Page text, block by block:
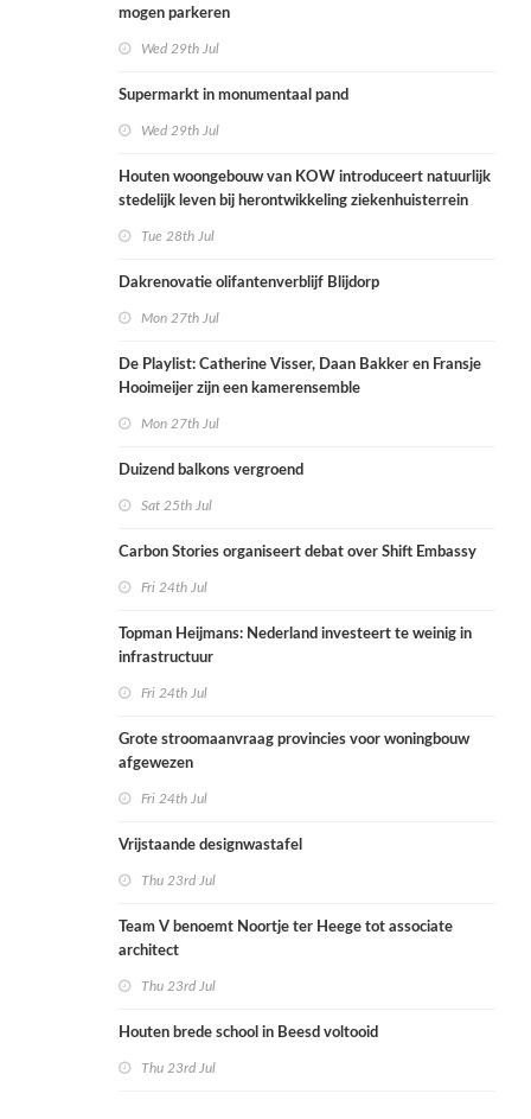
mogen parkeren
Wed 29th Jul
Supermarkt in monumentaal pand
Wed 29th Jul
Houten woongebouw van KOW introduceert natuurlijk
stedelijk leven bij herontwikkeling ziekenhuisterrein
Tue 28th Jul
Dakrenovatie olifantenverblijf Blijdorp
Mon 27th Jul
De Playlist: Catherine Visser, Daan Bakker en Fransje
Hooimeijer zijn een kamerensemble
Mon 27th Jul
Duizend balkons vergroend
Sat 25th Jul
Carbon Stories organiseert debat over Shift Embassy
Fri 24th Jul
Topman Heijmans: Nederland investeert te weinig in
infrastructuur
Fri 24th Jul
Grote stroomaanvraag provincies voor woningbouw
afgewezen
Fri 24th Jul
Vrijstaande designwastafel
Thu 23rd Jul
Team V benoemt Noortje ter Heege tot associate
architect
Thu 23rd Jul
Houten brede school in Beesd voltooid
Thu 23rd Jul